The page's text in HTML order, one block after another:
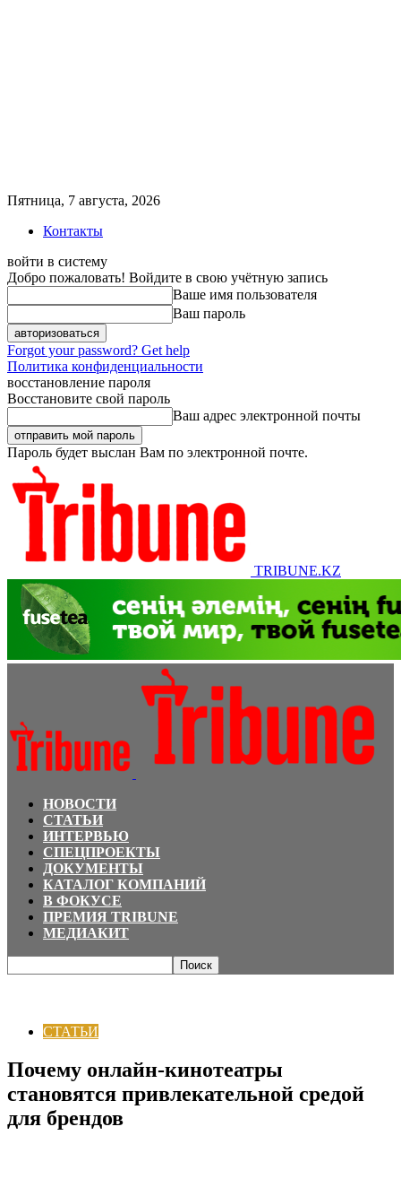
Пятница, 7 августа, 2026
Контакты
войти в систему
Добро пожаловать! Войдите в свою учётную запись
Ваше имя пользователя
Ваш пароль
Forgot your password? Get help
Политика конфиденциальности
восстановление пароля
Восстановите свой пароль
Ваш адрес электронной почты
Пароль будет выслан Вам по электронной почте.
TRIBUNE.KZ
НОВОСТИ
СТАТЬИ
ИНТЕРВЬЮ
СПЕЦПРОЕКТЫ
ДОКУМЕНТЫ
КАТАЛОГ КОМПАНИЙ
В ФОКУСЕ
ПРЕМИЯ TRIBUNE
МЕДИАКИТ
СТАТЬИ
Почему онлайн-кинотеатры
становятся привлекательной средой
для брендов